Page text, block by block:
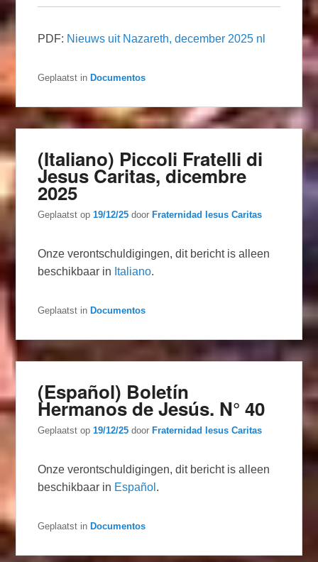
PDF: Nieuws uit Nazareth, december 2025 nl
Geplaatst in Documentos
(Italiano) Piccoli Fratelli di
Jesus Caritas, dicembre
2025
Geplaatst op19/12/25 door Fraternidad Iesus Caritas
Onze verontschuldigingen, dit bericht is alleen
beschikbaar in Italiano.
Geplaatst in Documentos
(Español) Boletín
Hermanos de Jesús. N° 40
Geplaatst op19/12/25 doorFraternidad Iesus Caritas
Onze verontschuldigingen, dit bericht is alleen
beschikbaar in Español .
Geplaatst in Documentos